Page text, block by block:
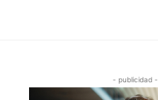
- publicidad -